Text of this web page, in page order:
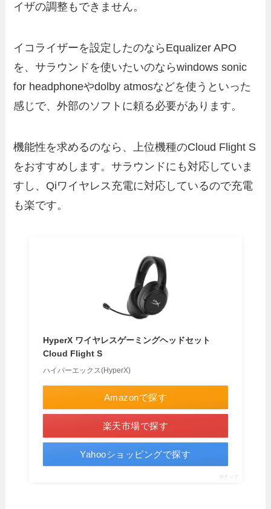
イザの調整もできません。
イコライザーを設定したのならEqualizer APO
を、サラウンドを使いたいのならwindows sonic
for headphoneやdolby atmosなどを使うといった
感じで、外部のソフトに頼る必要があります。
機能性を求めるのなら、上位機種のCloud Flight S
をおすすめします。サラウンドにも対応していま
すし、Qiワイヤレス充電に対応しているので充電
も楽です。
HyperX ワイヤレスゲーミングヘッドセット
Cloud Flight S
ハイパーエックス(HyperX)
Amazonで探す
楽天市場で探す
Yahooショッピングで探す
ポチップ